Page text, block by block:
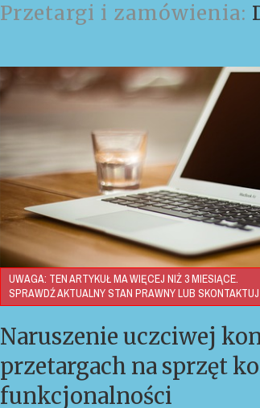
Przetargi i zamówienia:
UWAGA: TEN ARTYKUŁ MA WIĘCEJ NIŻ 3 MIESIĄCE.
SPRAWDŹ AKTUALNY STAN PRAWNY LUB
Naruszenie uczciwej
przetargach na sprzęt
funkcjonalności